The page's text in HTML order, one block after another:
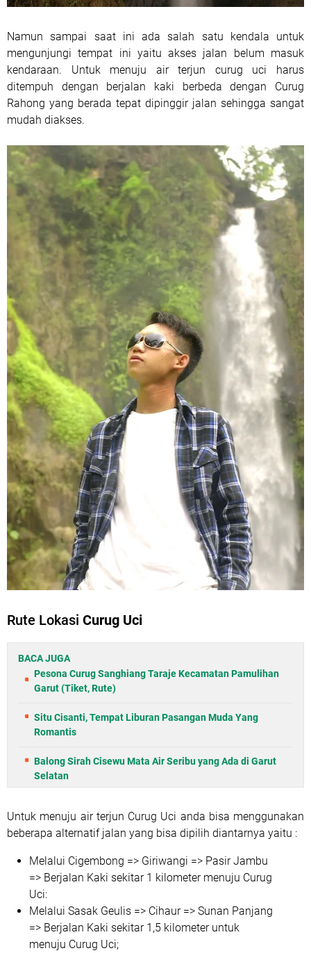
Namun sampai saat ini ada salah satu kendala untuk
mengunjungi tempat ini yaitu akses jalan belum masuk
kendaraan. Untuk menuju air terjun curug uci harus
ditempuh dengan berjalan kaki berbeda dengan Curug
Rahong yang berada tepat dipinggir jalan sehingga sangat
mudah diakses.
Rute Lokasi Curug Uci
BACA JUGA
Pesona Curug Sanghiang Taraje Kecamatan Pamulihan
Garut (Tiket, Rute)
Situ Cisanti, Tempat Liburan Pasangan Muda Yang
Romantis
Balong Sirah Cisewu Mata Air Seribu yang Ada di Garut
Selatan
Untuk menuju air terjun Curug Uci anda bisa menggunakan
beberapa alternatif jalan yang bisa dipilih diantarnya yaitu :
Melalui Cigembong => Giriwangi => Pasir Jambu
=> Berjalan Kaki sekitar 1 kilometer menuju Curug
Uci:
Melalui Sasak Geulis => Cihaur => Sunan Panjang
=> Berjalan Kaki sekitar 1,5 kilometer untuk
menuju Curug Uci;